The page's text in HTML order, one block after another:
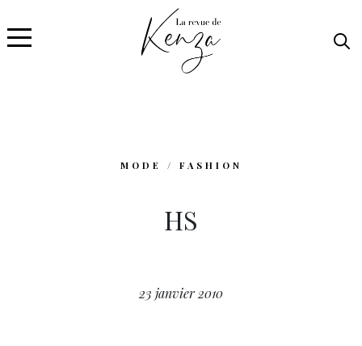
MODE / FASHION
HS
23 janvier 2010